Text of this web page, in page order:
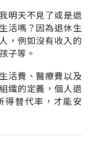
明天不見了或是退
活嗎？因為退休生
，例如沒有收入的
子等。
活費、醫療費以及
織的定義，個人退
得替代率，才能安